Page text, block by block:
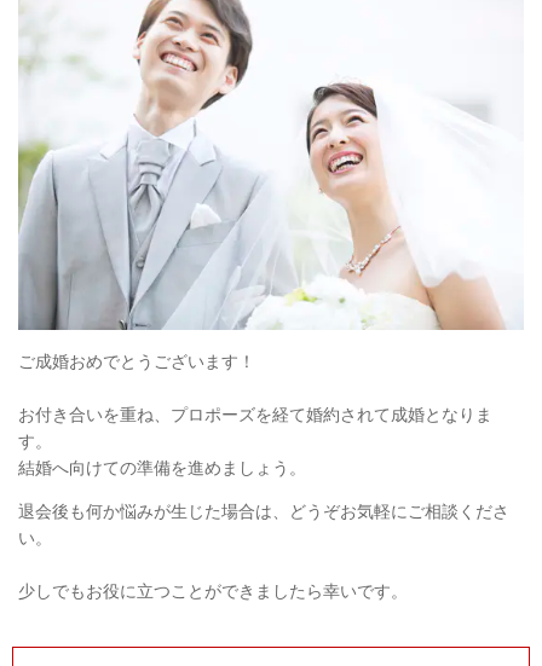
ご成婚おめでとうございます！
お付き合いを重ね、プロポーズを経て婚約されて成婚となりま
す。
結婚へ向けての準備を進めましょう。
退会後も何か悩みが生じた場合は、どうぞお気軽にご相談くださ
い。
少しでもお役に立つことができましたら幸いです。